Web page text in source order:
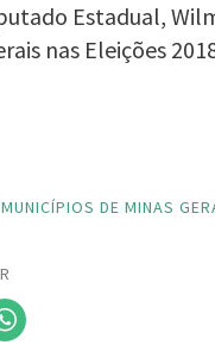
Estadual,
nas Eleições
MUNICÍPIOS DE MINAS